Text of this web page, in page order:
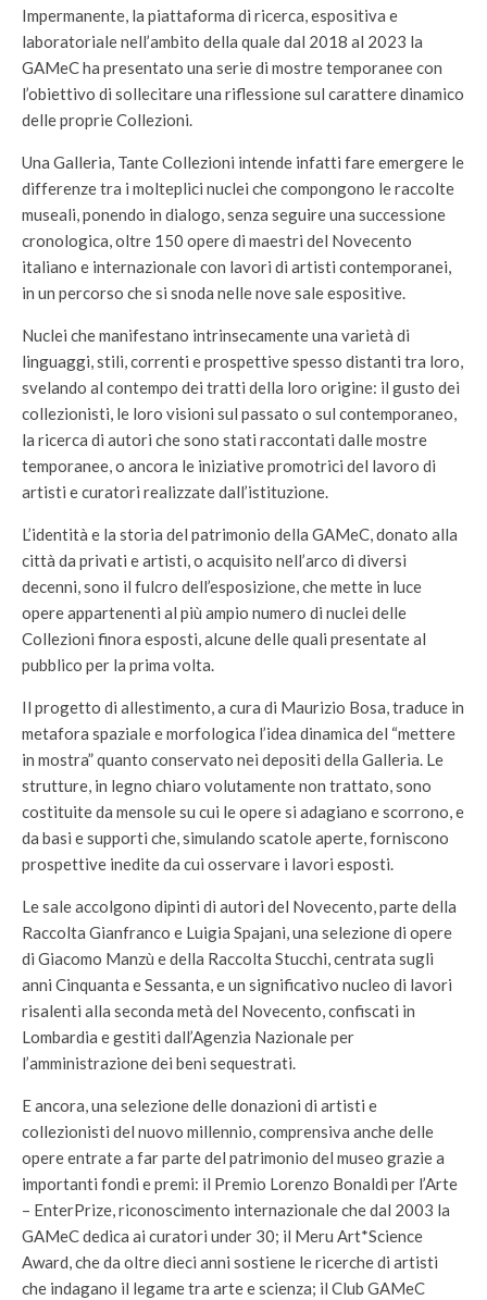
Impermanente, la piattaforma di ricerca, espositiva e
laboratoriale nell’ambito della quale dal 2018 al 2023 la
GAMeC ha presentato una serie di mostre temporanee con
l’obiettivo di sollecitare una riflessione sul carattere dinamico
delle proprie Collezioni.
Una Galleria, Tante Collezioni intende infatti fare emergere le
differenze tra i molteplici nuclei che compongono le raccolte
museali, ponendo in dialogo, senza seguire una successione
cronologica, oltre 150 opere di maestri del Novecento
italiano e internazionale con lavori di artisti contemporanei,
in un percorso che si snoda nelle nove sale espositive.
Nuclei che manifestano intrinsecamente una varietà di
linguaggi, stili, correnti e prospettive spesso distanti tra loro,
svelando al contempo dei tratti della loro origine: il gusto dei
collezionisti, le loro visioni sul passato o sul contemporaneo,
la ricerca di autori che sono stati raccontati dalle mostre
temporanee, o ancora le iniziative promotrici del lavoro di
artisti e curatori realizzate dall’istituzione.
L’identità e la storia del patrimonio della GAMeC, donato alla
città da privati e artisti, o acquisito nell’arco di diversi
decenni, sono il fulcro dell’esposizione, che mette in luce
opere appartenenti al più ampio numero di nuclei delle
Collezioni finora esposti, alcune delle quali presentate al
pubblico per la prima volta.
Il progetto di allestimento, a cura di Maurizio Bosa, traduce in
metafora spaziale e morfologica l’idea dinamica del “mettere
in mostra” quanto conservato nei depositi della Galleria. Le
strutture, in legno chiaro volutamente non trattato, sono
costituite da mensole su cui le opere si adagiano e scorrono, e
da basi e supporti che, simulando scatole aperte, forniscono
prospettive inedite da cui osservare i lavori esposti.
Le sale accolgono dipinti di autori del Novecento, parte della
Raccolta Gianfranco e Luigia Spajani, una selezione di opere
di Giacomo Manzù e della Raccolta Stucchi, centrata sugli
anni Cinquanta e Sessanta, e un significativo nucleo di lavori
risalenti alla seconda metà del Novecento, confiscati in
Lombardia e gestiti dall’Agenzia Nazionale per
l’amministrazione dei beni sequestrati.
E ancora, una selezione delle donazioni di artisti e
collezionisti del nuovo millennio, comprensiva anche delle
opere entrate a far parte del patrimonio del museo grazie a
importanti fondi e premi: il Premio Lorenzo Bonaldi per l’Arte
– EnterPrize, riconoscimento internazionale che dal 2003 la
GAMeC dedica ai curatori under 30; il Meru Art*Science
Award, che da oltre dieci anni sostiene le ricerche di artisti
che indagano il legame tra arte e scienza; il Club GAMeC